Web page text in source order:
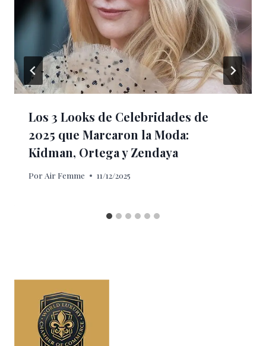
Los 3 Looks de Celebridades de
2025 que Marcaron la Moda:
Kidman, Ortega y Zendaya
Por Air Femme 11/12/2025